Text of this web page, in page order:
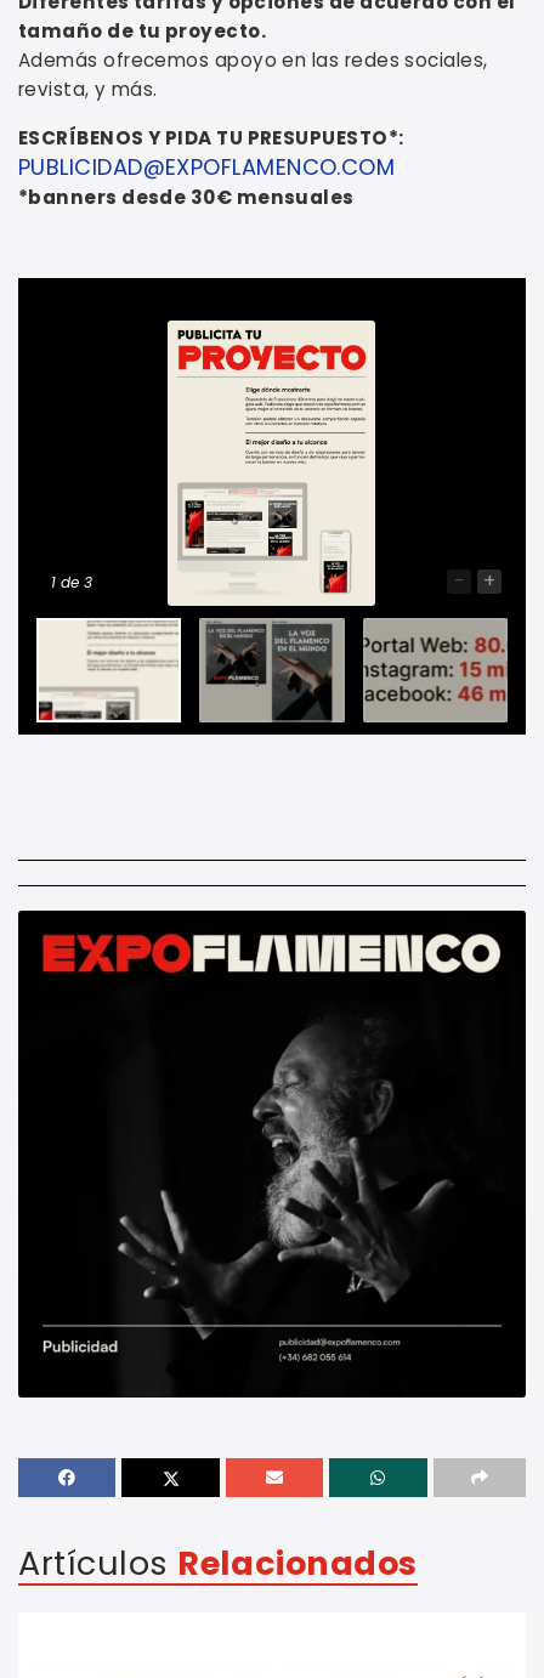
tamaño de tu proyecto.
Además ofrecemos apoyo en las redes sociales,
revista, y más.
ESCRÍBENOS Y PIDA TU PRESUPUESTO*:
PUBLICIDAD@EXPOFLAMENCO.COM
*banners desde 30€ mensuales
1 de 3 - +
Artículos Relacionados